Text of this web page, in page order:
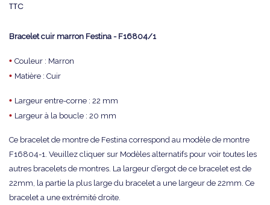
TTC
Bracelet cuir marron Festina - F16804/1
• Couleur : Marron
• Matière : Cuir
• Largeur entre-corne : 22 mm
• Largeur à la boucle : 20 mm
Ce bracelet de montre de Festina correspond au modèle de montre
F16804-1. Veuillez cliquer sur Modèles alternatifs pour voir toutes les
autres bracelets de montres. La largeur d’ergot de ce bracelet est de
22mm, la partie la plus large du bracelet a une largeur de 22mm. Ce
bracelet a une extrémité droite.